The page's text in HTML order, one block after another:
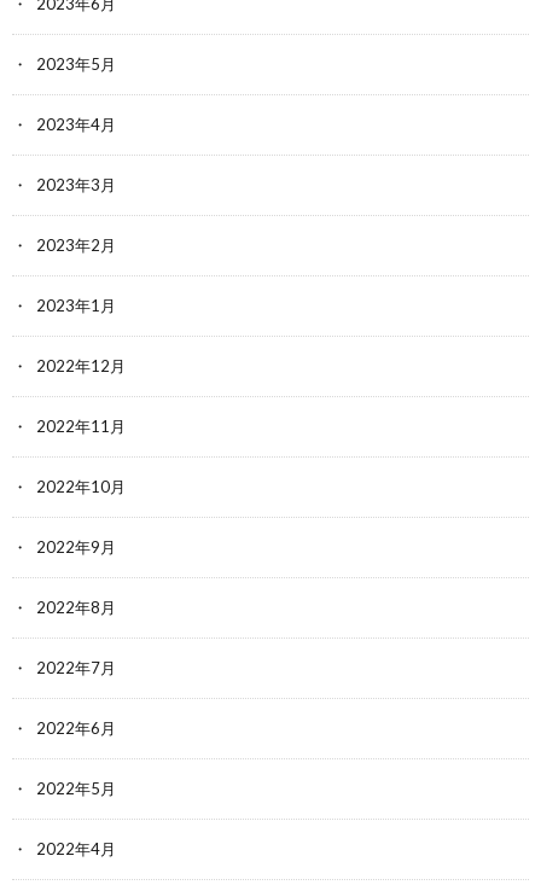
2023年5月
2023年4月
2023年3月
2023年2月
2023年1月
2022年12月
2022年11月
2022年10月
2022年9月
2022年8月
2022年7月
2022年6月
2022年5月
2022年4月